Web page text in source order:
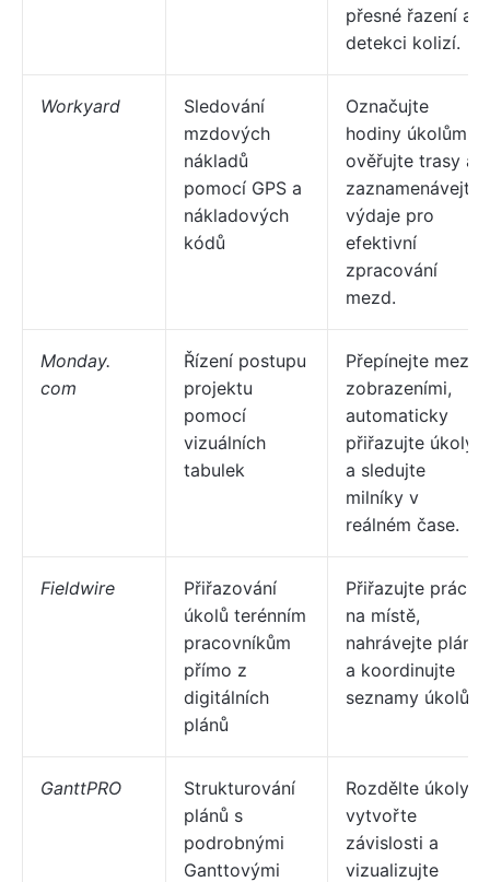
přesné řazení a
detekci kolizí.
Workyard
Sledování
mzdových
nákladů
pomocí GPS a
nákladových
kódů
Označujte
hodiny úkolům,
ověřujte trasy a
zaznamenávejte
výdaje pro
efektivní
zpracování
mezd.
Monday.
com
Řízení postupu
projektu
pomocí
vizuálních
tabulek
Přepínejte mezi
zobrazeními,
automaticky
přiřazujte úkoly
a sledujte
milníky v
reálném čase.
Fieldwire
Přiřazování
úkolů terénním
pracovníkům
přímo z
digitálních
plánů
Přiřazujte práci
na místě,
nahrávejte plány
a koordinujte
seznamy úkolů.
GanttPRO
Strukturování
plánů s
podrobnými
Ganttovými
Rozdělte úkoly,
vytvořte
závislosti a
vizualizujte